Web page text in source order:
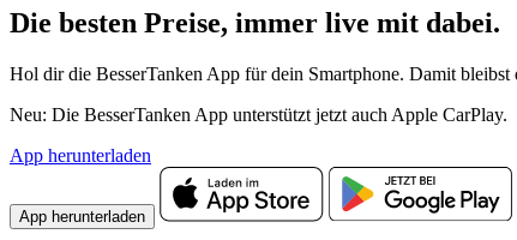
Die besten Preise, immer live mit dabei.
Hol dir die BesserTanken App für dein Smartphone. Damit
Neu: Die BesserTanken App unterstützt jetzt auch Apple CarPlay.
App herunterladen
App herunterladen